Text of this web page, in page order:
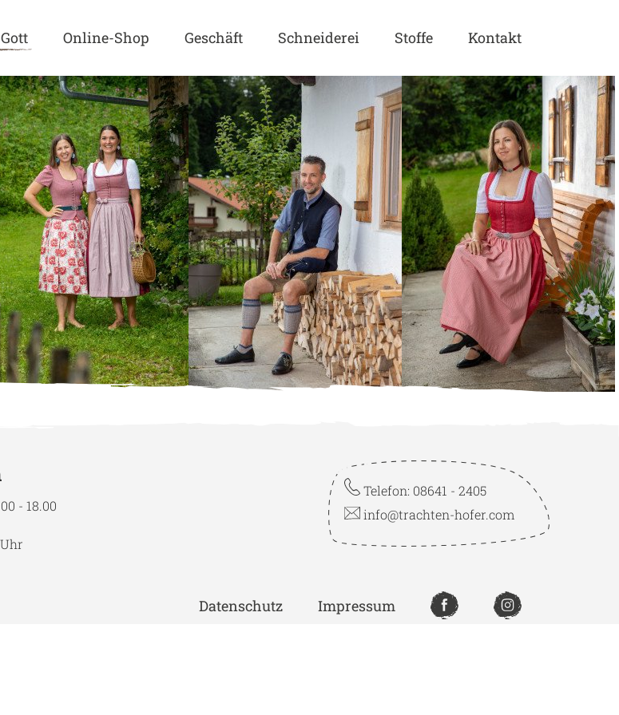
Online-Shop Geschäft Schneiderei Stoffe Kontakt
- 18.00
Telefon: 08641 - 2405
info@trachten-hofer.com
Datenschutz Impressum